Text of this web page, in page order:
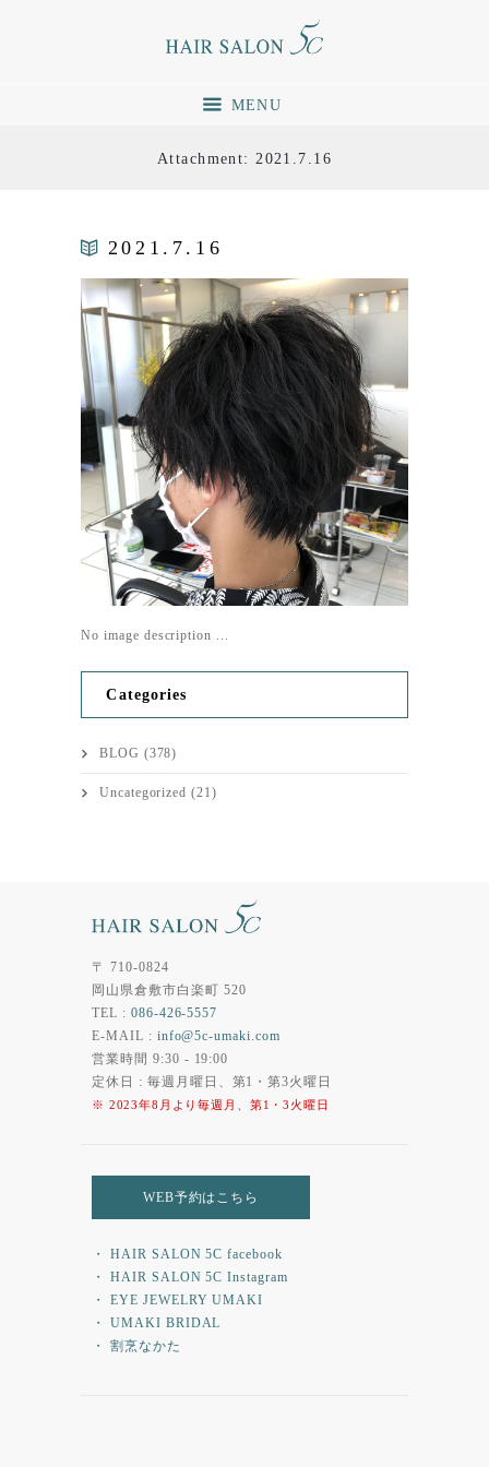
MENU
Attachment: 2021.7.16
2021.7.16
No image description ...
Categories
BLOG (378)
Uncategorized (21)
〒 710-0824
岡山県倉敷市白楽町 520
TEL : 086-426-5557
E-MAIL : info@5c-umaki.com
営業時間 9:30 - 19:00
定休日 : 毎週月曜日、第1・第3火曜日
※ 2023年8月より毎週月、第1・3火曜日
WEB予約はこちら
・ HAIR SALON 5C facebook
・ HAIR SALON 5C Instagram
・ EYE JEWELRY UMAKI
・ UMAKI BRIDAL
・ 割烹なかた